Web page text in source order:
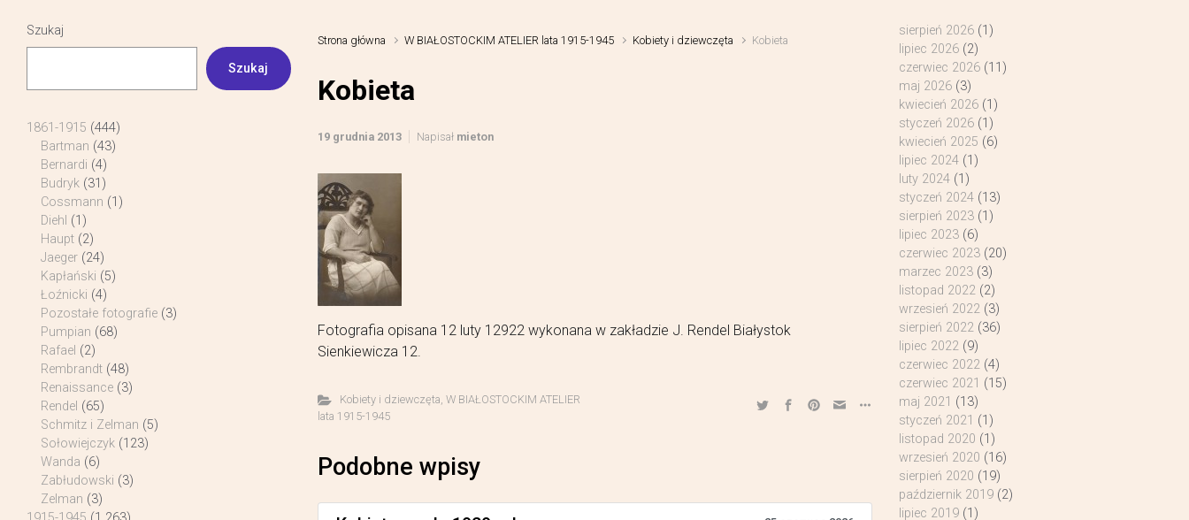
Strona główna W BIAŁOSTOCKIM ATELIER lata 1915-1945 Kobiety i dziewczęta Kobieta
Kobieta
19 grudnia 2013 Napisał mieton
Fotografia opisana 12 luty 12922 wykonana w zakładzie J. Rendel Białystok
Sienkiewicza 12.
Kobiety i dziewczęta,W BIAŁOSTOCKIM ATELIER
lata 1915-1945
Podobne wpisy
Szukaj
Szukaj
1861-1915 (444)
Bartman (43)
Bernardi (4)
Budryk (31)
Cossmann (1)
Diehl (1)
Haupt (2)
Jaeger (24)
Kapłański (5)
Łoźnicki (4)
Pozostałe fotografie (3)
Pumpian (68)
Rafael (2)
Rembrandt (48)
Renaissance (3)
Rendel (65)
Schmitz i Zelman (5)
Sołowiejczyk (123)
Wanda (6)
Zabłudowski (3)
Zelman (3)
sierpień 2026(1)
lipiec 2026(2)
czerwiec 2026(11)
maj 2026(3)
kwiecień 2026(1)
styczeń 2026(1)
kwiecień 2025 (6)
lipiec 2024(1)
luty 2024(1)
styczeń 2024(13)
sierpień 2023(1)
lipiec 2023(6)
czerwiec 2023(20)
marzec 2023(3)
listopad 2022(2)
wrzesień 2022(3)
sierpień 2022(36)
lipiec 2022(9)
czerwiec 2022(4)
czerwiec 2021 (15)
maj 2021 (13)
styczeń 2021 (1)
listopad 2020 (1)
wrzesień 2020 (16)
sierpień 2020 (19)
październik 2019(2)
lipiec 2019(1)